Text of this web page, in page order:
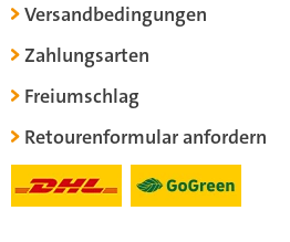
Versandbedingungen
Zahlungsarten
Freiumschlag
Retourenformular anfordern